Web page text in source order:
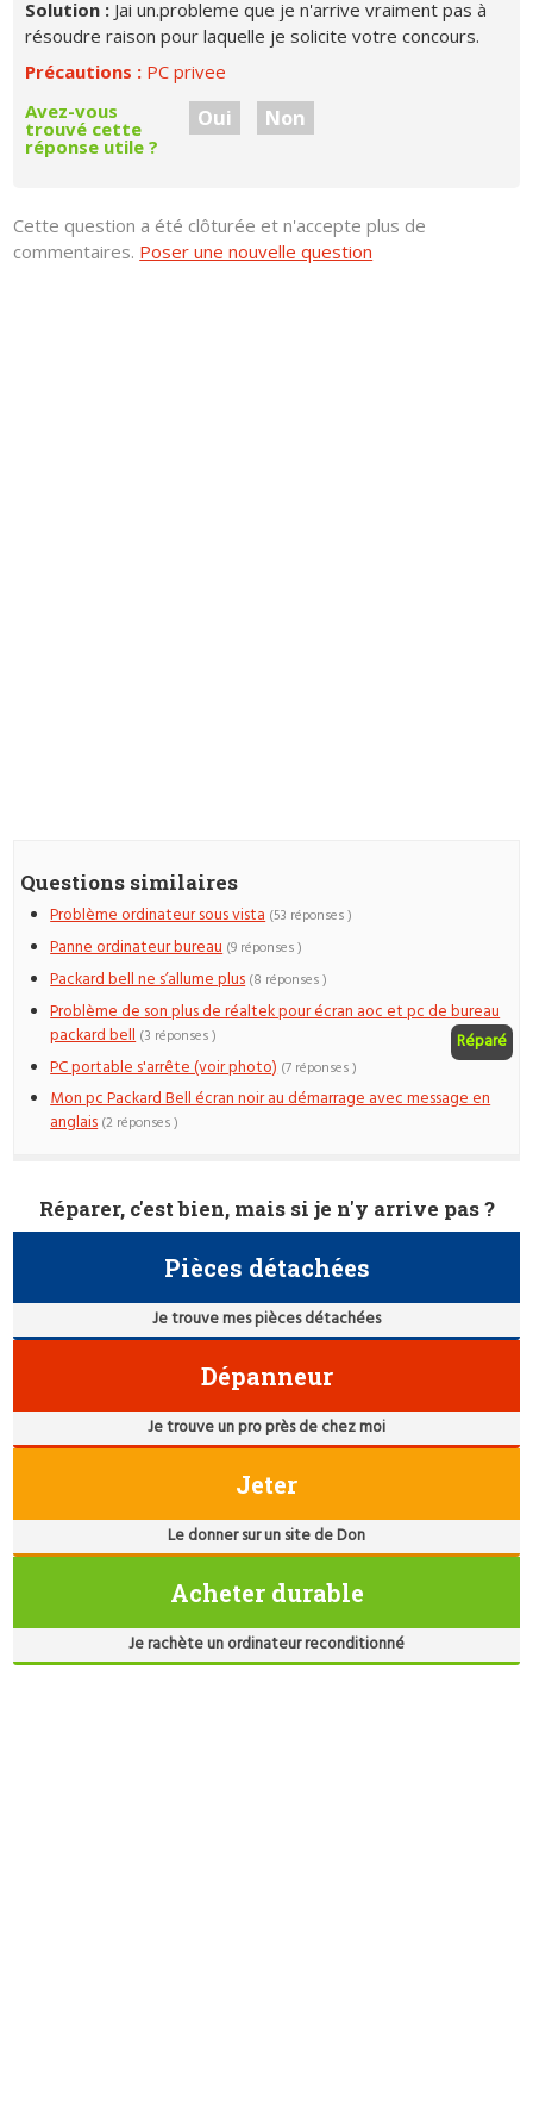
Solution : Jai un.probleme que je n'arrive vraiment pas à
résoudre raison pour laquelle je solicite votre concours.
Précautions : PC privee
Avez-vous
trouvé cette
réponse utile ?
Oui Non
Cette question a été clôturée et n'accepte plus de
commentaires. Poser une nouvelle question
Questions similaires
Problème ordinateur sous vista (53 réponses )
Panne ordinateur bureau (9 réponses )
Packard bell ne s’allume plus (8 réponses )
Problème de son plus de réaltek pour écran aoc et pc de bureau
packard bell
Réparé
(3 réponses )
PC portable s'arrête (voir photo) (7 réponses )
Mon pc Packard Bell écran noir au démarrage avec message en
anglais (2 réponses )
Réparer, c'est bien, mais si je n'y arrive pas ?
Pièces détachées
Je trouve mes pièces détachées
Dépanneur
Je trouve un pro près de chez moi
Jeter
Le donner sur un site de Don
Acheter durable
Je rachète un ordinateur reconditionné